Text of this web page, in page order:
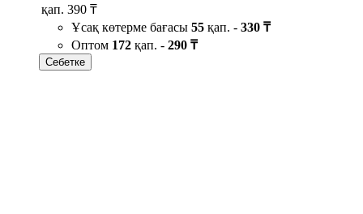
қап. 390 ₸
Ұсақ көтерме бағасы 55 қап. - 330 ₸
Оптом 172 қап. - 290 ₸
Себетке